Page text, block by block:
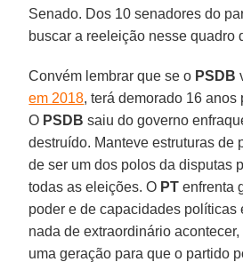
Senado. Dos 10 senadores do
buscar a reeleição nesse quadro
Convém lembrar que se o PSDB
em 2018, terá demorado 16 anos
O PSDB saiu do governo
destruído. Manteve estruturas de
de ser um dos polos da disputas
todas as eleições. O PT enfrenta
poder e de capacidades políticas
nada de extraordinário
uma geração para que o partido